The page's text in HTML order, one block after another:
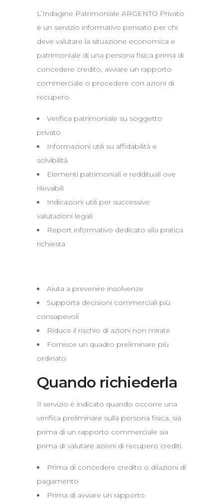
L’Indagine Patrimoniale ARGENTO Privato
è un servizio informativo pensato per chi
deve valutare la situazione economica e
patrimoniale di una persona fisica prima di
concedere credito, avviare un rapporto
commerciale o procedere con azioni di
recupero.
Verifica patrimoniale su soggetto
privato
Informazioni utili su affidabilità e
solvibilità
Elementi patrimoniali e reddituali ove
rilevabili
Indicazioni utili per successive
valutazioni legali
Report informativo dedicato alla pratica
richiesta
Aiuta a prevenire insolvenze
Supporta decisioni commerciali più
consapevoli
Riduce il rischio di azioni non mirate
Fornisce un quadro preliminare più
ordinato
Quando richiederla
Il servizio è indicato quando occorre una
verifica preliminare sulla persona fisica, sia
prima di un rapporto commerciale sia
prima di valutare azioni di recupero crediti.
Prima di concedere credito o dilazioni di
pagamento
Prima di avviare un rapporto